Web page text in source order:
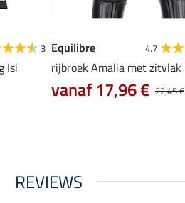
3
Isi
Equilibre 4.7
rijbroek Amalia met zitvlak
22,45 €
vanaf 17,96 €
REVIEWS